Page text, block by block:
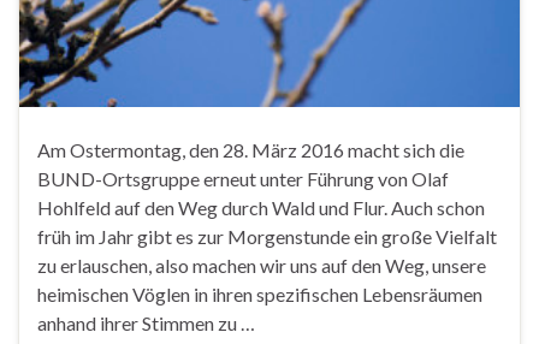
Am Ostermontag, den 28. März 2016 macht sich die
BUND-Ortsgruppe erneut unter Führung von Olaf
Hohlfeld auf den Weg durch Wald und Flur. Auch schon
früh im Jahr gibt es zur Morgenstunde ein große Vielfalt
zu erlauschen, also machen wir uns auf den Weg, unsere
heimischen Vöglen in ihren spezifischen Lebensräumen
anhand ihrer Stimmen zu …